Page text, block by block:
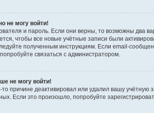
не могу войти!
и пароль. Если они верны, то возможны два
чтобы все новые учётные записи были
полученным инструкциям. Если email-
связаться с администратором.
не могу войти!
причине деактивировал или удалил вашу
Если это произошло, попробуйте